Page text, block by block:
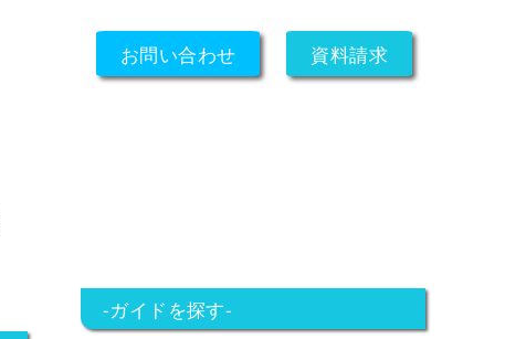
お問い合わせ 資料請求
-ガイドを探す-